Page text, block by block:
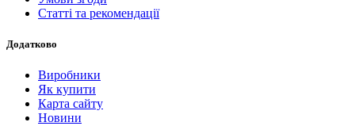
Статті та рекомендації
Додатково
Виробники
Як купити
Карта сайту
Новини